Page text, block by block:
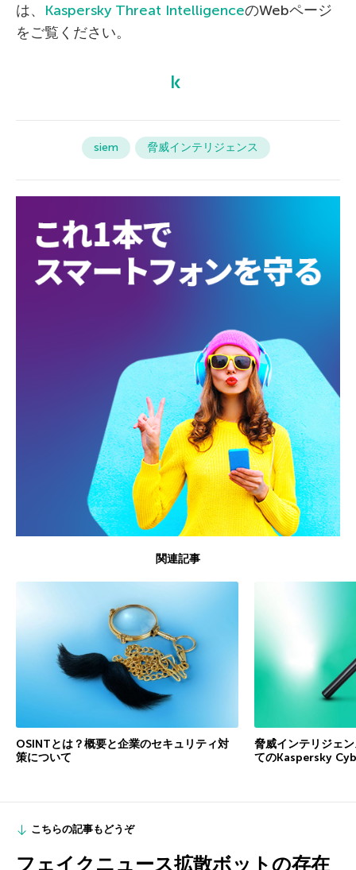
は、 Kaspersky Threat IntelligenceのWebページ
をご覧ください。
siem 脅威インテリジェンス
関連記事
OSINTとは？概要と企業のセキュリティ対
策について
脅威インテリジェ
てのKaspersky
こちらの記事もどうぞ
フェイクニュース拡散ボットの存在